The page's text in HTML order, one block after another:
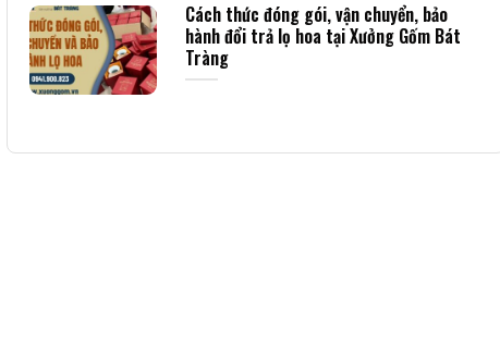
Cách thức đóng gói, vận chuyển, bảo
hành đổi trả lọ hoa tại Xưởng Gốm Bát
Tràng